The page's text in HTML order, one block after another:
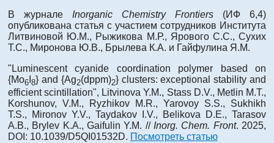
В журнале Inorganic Chemistry Frontiers (ИФ 6,4)
опубликована статья с участием сотрудников Института
Литвиновой Ю.М., Рыжикова М.Р., Ярового С.С., Сухих
Т.С., Миронова Ю.В., Брылева К.А. и Гайфулина Я.М.
"Luminescent cyanide coordination polymer based on
{Mo6 8} and {Ag2(dppm)2} clusters: exceptional stability and
efficient scintillation", Litvinova Y.M., Stass D.V., Metlin M.T.,
Korshunov, V.M., Ryzhikov M.R., Yarovoy S.S., Sukhikh
T.S., Mironov Y.V., Taydakov I.V., Belikova D.E., Tarasov
A.B., Brylev K.A., Gaifulin Y.M. // Inorg. Chem. Front. 2025,
DOI: 10.1039/D5QI01532D. Посмотреть статью